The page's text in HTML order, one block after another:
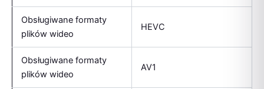
Obsługiwane formaty
plików wideo
HEVC
Obsługiwane formaty
plików wideo
AV1